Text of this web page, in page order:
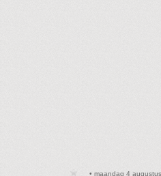
• maandag 4